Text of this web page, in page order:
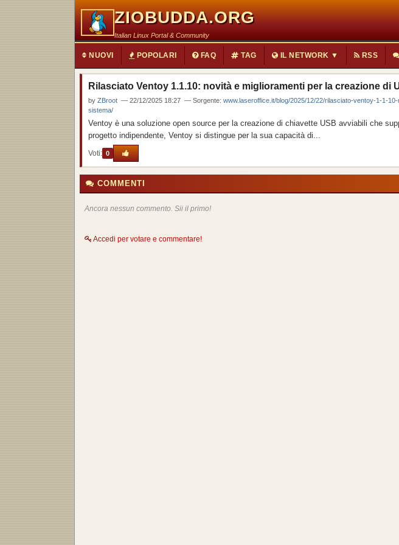
ZIOBUDDA.ORG
Italian Linux Portal & Community
NUOVI POPOLARI FAQ TAG IL NETWORK ▼ RSS
Rilasciato Ventoy 1.1.10: novità e miglioramenti per la creazione di
by ZBroot — 22/12/2025 18:27 — Sorgente: www.laseroffice.it/blog/2025/12/22/rilasciato-ventoy-1-1-
sistema/
Ventoy è una soluzione open source per la creazione di chiavette USB avviabili che
progetto indipendente, Ventoy si distingue per la sua capacità di...
Voti: 0
COMMENTI
Ancora nessun commento. Sii il primo!
Accedi per votare e commentare!